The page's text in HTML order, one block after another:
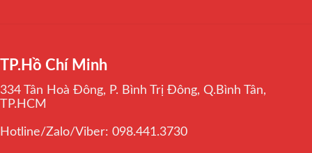
TP.Hồ Chí Minh
334 Tân Hoà Đông, P. Bình Trị Đông, Q.Bình Tân,
TP.HCM
Hotline/Zalo/Viber: 098.441.3730